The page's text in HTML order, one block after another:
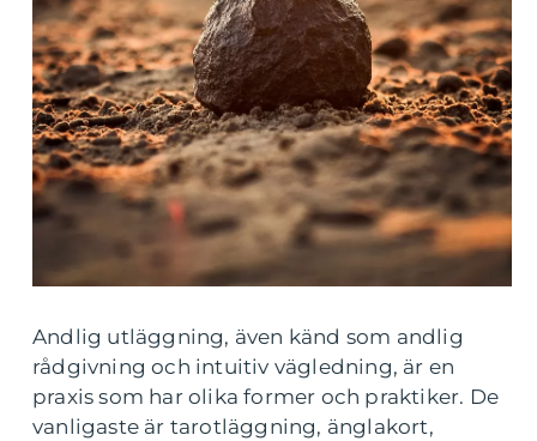
Andlig utläggning, även känd som andlig
rådgivning och intuitiv vägledning, är en
praxis som har olika former och praktiker. De
vanligaste är tarotläggning, änglakort,